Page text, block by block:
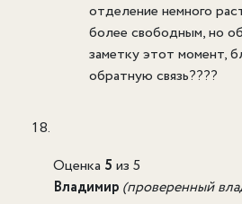
отделение немного
более свободным, но
заметку этот момент,
обратную связь????
Оценка 5 из 5
Владимир (проверенный